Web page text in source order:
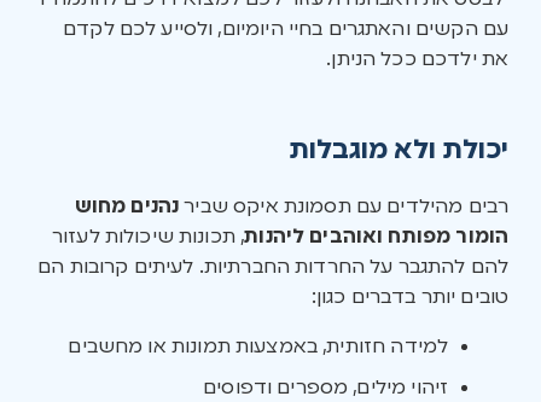
עם הקשים והאתגרים בחיי היומיום, ולסייע לכם לקדם
את ילדכם ככל הניתן.
יכולת ולא מוגבלות
רבים מהילדים עם תסמונת איקס שביר נהנים מחוש
הומור מפותח ואוהבים ליהנות, תכונות שיכולות לעזור
להם להתגבר על החרדות החברתיות. לעיתים קרובות הם
טובים יותר בדברים כגון:
למידה חזותית, באמצעות תמונות או מחשבים
זיהוי מילים, מספרים ודפוסים